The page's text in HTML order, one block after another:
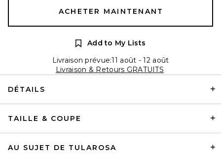
ACHETER MAINTENANT
Add to My Lists
Livraison prévue:11 août - 12 août
Livraison & Retours GRATUITS
DÉTAILS
TAILLE & COUPE
AU SUJET DE TULAROSA